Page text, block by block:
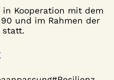
Kooperation mit dem
und im Rahmen der
statt.